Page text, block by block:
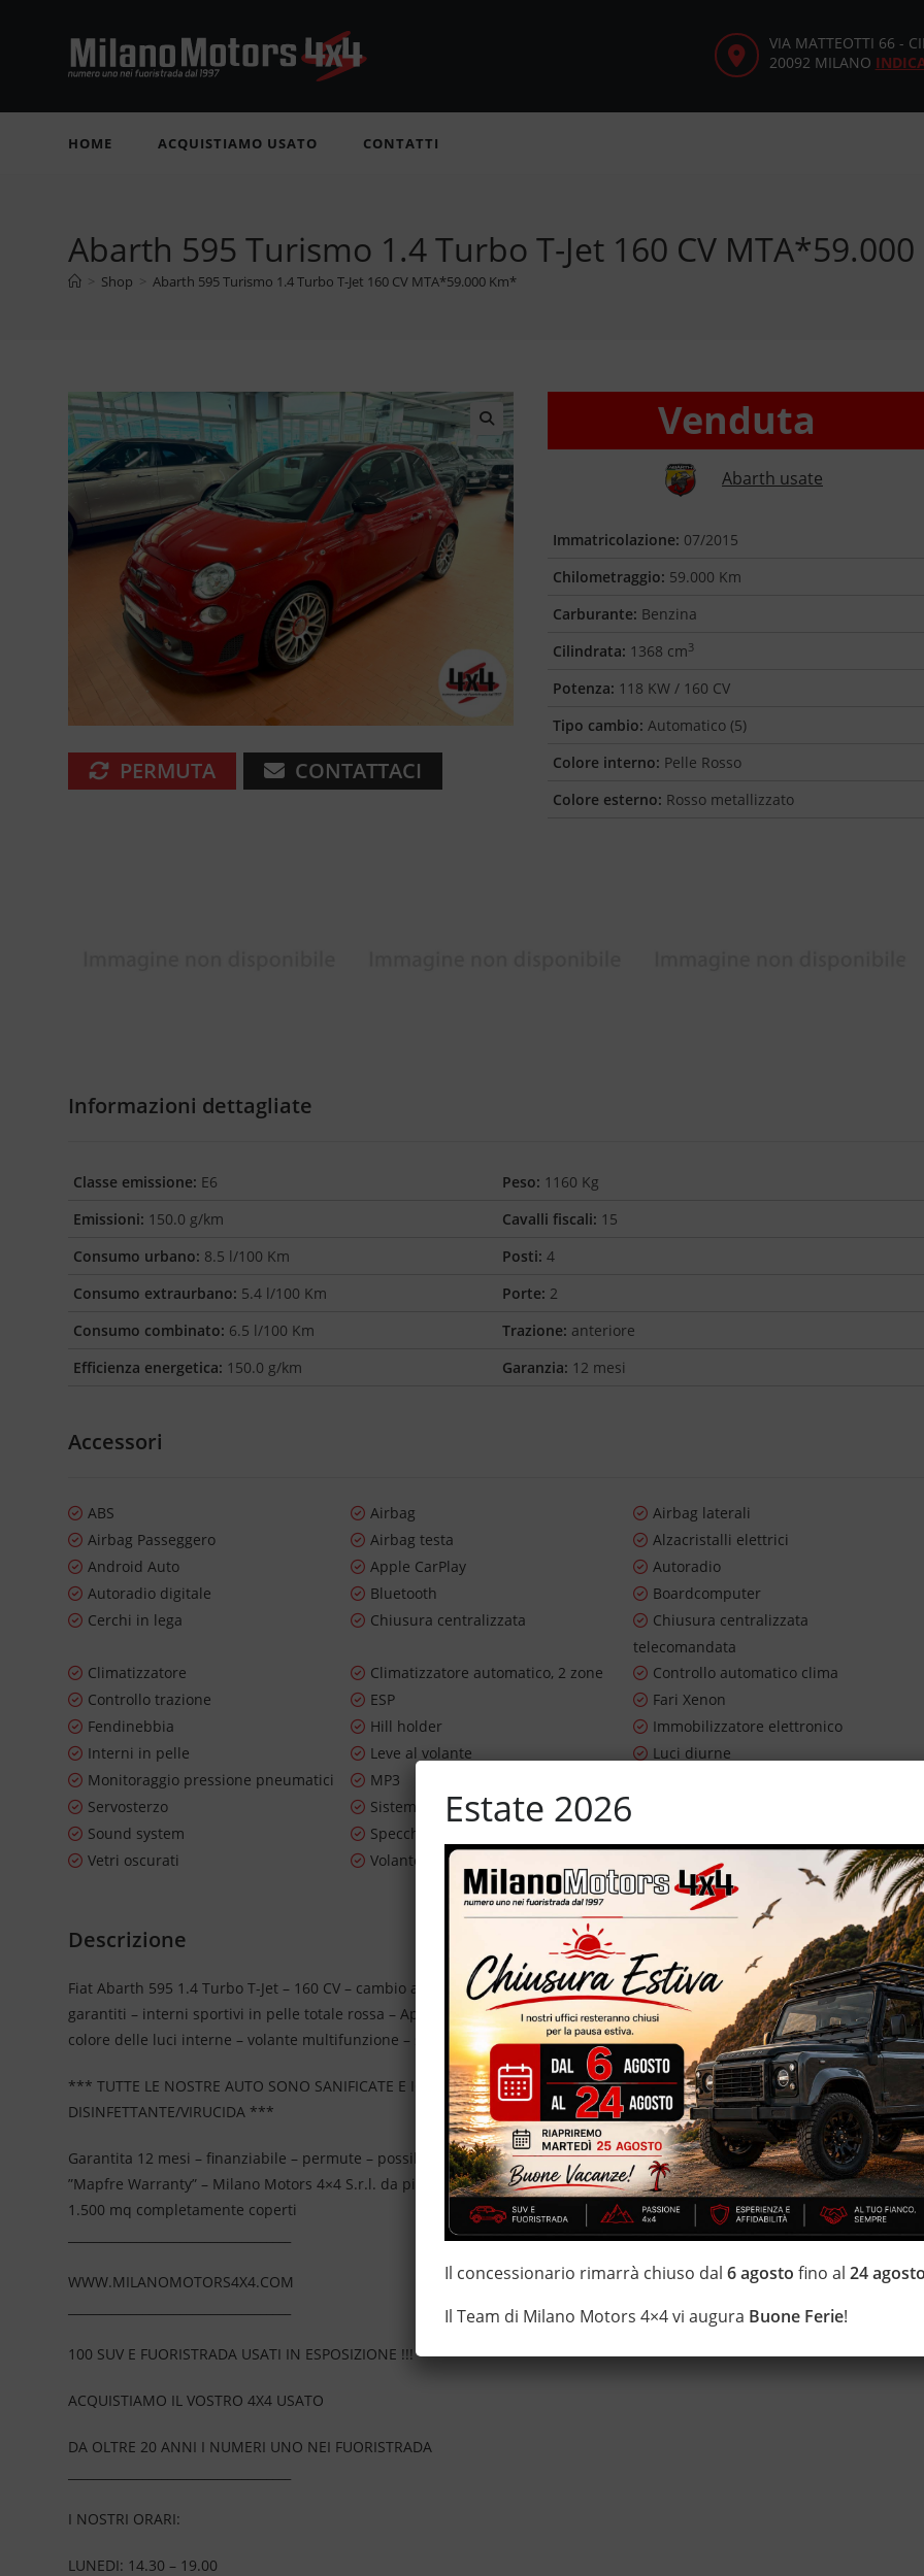
VIA MATTEOTTI 66 -
20092 MILANO
HOME ACQUISTIAMO USATO CONTATTI
Abarth 595 Turismo 1.4 Turbo T-Jet 160 CV
> Shop > Abarth 595 Turismo 1.4 Turbo T-Jet 160 CV MTA*59.000 Km*
🔍
PERMUTA CONTATTACI
Venduta
Abarth usate
Immatricolazione: 07/2015
Chilometraggio: 59.000 Km
Carburante: Benzina
Cilindrata: 1368 cm3
Potenza: 118 KW / 160 CV
Tipo cambio: Automatico (5)
Colore interno: Pelle Rosso
Colore esterno: Rosso metallizzato
Informazioni dettagliate
Classe emissione: E6
Emissioni: 150.0 g/km
Consumo urbano: 8.5 l/100 Km
Consumo extraurbano: 5.4 l/100 Km
Consumo combinato: 6.5 l/100 Km
Efficienza energetica: 150.0 g/km
Peso: 1160 Kg
Cavalli fiscali: 15
Posti: 4
Porte: 2
Trazione: anteriore
Garanzia: 12 mesi
Accessori
ABS Airbag
Airbag laterali
Airbag Passeggero
Airbag testa
Alzacristalli elettrici
Android Auto
Apple CarPlay
Autoradio
Autoradio digitale
Bluetooth
Boardcomputer
Cerchi in lega
Chiusura centralizzata
Chiusura centralizzata
telecomandata
Climatizzatore
Climatizzatore automatico, 2 zone
Controllo automatico clima
Controllo trazione
ESP
Fari Xenon
Fendinebbia
Hill holder
Immobilizzatore elettronico
Interni in pelle
Leve al volante
Luci diurne
Monitoraggio pressione pneumatici
MP3
Servosterzo
Sistema di navigazione
Sound system
Specchietti laterali elettrici
Vetri oscurati
Volante in pelle
Descrizione
Fiat Abarth 595 1.4 Turbo T-Jet – 160 CV – cambio automatico – MTA – allestimento Turismo – 61.460 Km certificati e
garantiti – interni sportivi in pelle totale rossa – Apple/Android CarPlay – cerchi in lega da 17” – possibilità di cambiare il
colore delle luci interne – volante multifunzione – specchietti elettrici – navigatore cartografico – schermo touch
*** TUTTE LE NOSTRE AUTO SONO SANIFICATE E IGIENIZZATE CON TRATTAMENTI DI VAPORE, OZONO E
DISINFETTANTE/VIRUCIDA ***
Garantita 12 mesi – finanziabile – permute – possibilità di estensione della garanzia con i leader del mercato ”Opteven” e
”Mapfre Warranty” – Milano Motors 4×4 S.r.l. da più di 20 anni Numeri Uno Nei Fuoristrada con un’ esposizione da più di
1.500 mq completamente coperti
WWW.MILANOMOTORS4X4.COM
100 SUV E FUORISTRADA USATI IN ESPOSIZIONE !!!
ACQUISTIAMO IL VOSTRO 4X4 USATO
DA OLTRE 20 ANNI I NUMERI UNO NEI FUORISTRADA
I NOSTRI ORARI:
LUNEDI: 14.30 – 19.00
Estate 2026
Il concessionario rimarrà chiuso dal6 agosto fino al24
Il Team di Milano Motors 4×4 vi augura Buone Ferie!